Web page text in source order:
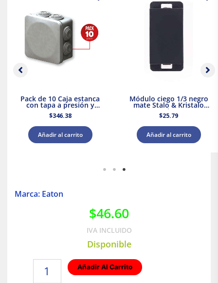
Pack de 10 Caja estanca
con tapa a presión y
conos 80x80x45 IP55
Royer WDC0808P
$346.38
Añadir al carrito
Módulo ciego 1/3 negro
mate Stalo & Kristalo
Leviton
$25.79
Añadir al carrito
Marca: Eaton
$46.60
IVA INCLUIDO
Disponible
Añadir Al Carrito